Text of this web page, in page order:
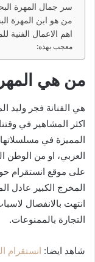
سر جمال المهرة
من هو ابن المهرة
اهم الاعمال الفنية
معجب بهذه:
من هي
هي الفنانة فجر وليد
اكثر المشاهير في
المميزة في
العربي، او من الوطن
على موقع انستقرام
المخرج الكبير عادل
انتهت بالانفصال
التجارة بالممنوعات.
شاهد ايضا: انستقرام